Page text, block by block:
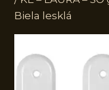
Biela lesklá